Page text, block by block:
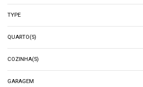
TYPE
QUARTO(S)
COZINHA(S)
GARAGEM